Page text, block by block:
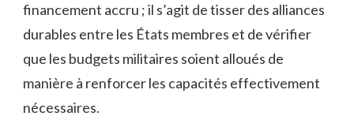
financement accru ; il s’agit de tisser des alliances
durables entre les États membres et de vérifier
que les budgets militaires soient alloués de
manière à renforcer les capacités effectivement
nécessaires.